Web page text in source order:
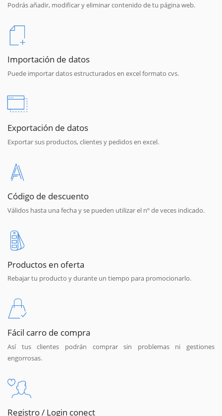
Podrás añadir, modificar y eliminar contenido de tu página web.
Importación de datos
Puede importar datos estructurados en excel formato cvs.
Exportación de datos
Exportar sus productos, clientes y pedidos en excel.
Código de descuento
Válidos hasta una fecha y se pueden utilizar el nº de veces indicado.
Productos en oferta
Rebajar tu producto y durante un tiempo para promocionarlo.
Fácil carro de compra
Así tus clientes podrán comprar sin problemas ni gestiones
engorrosas.
Registro / Login conect